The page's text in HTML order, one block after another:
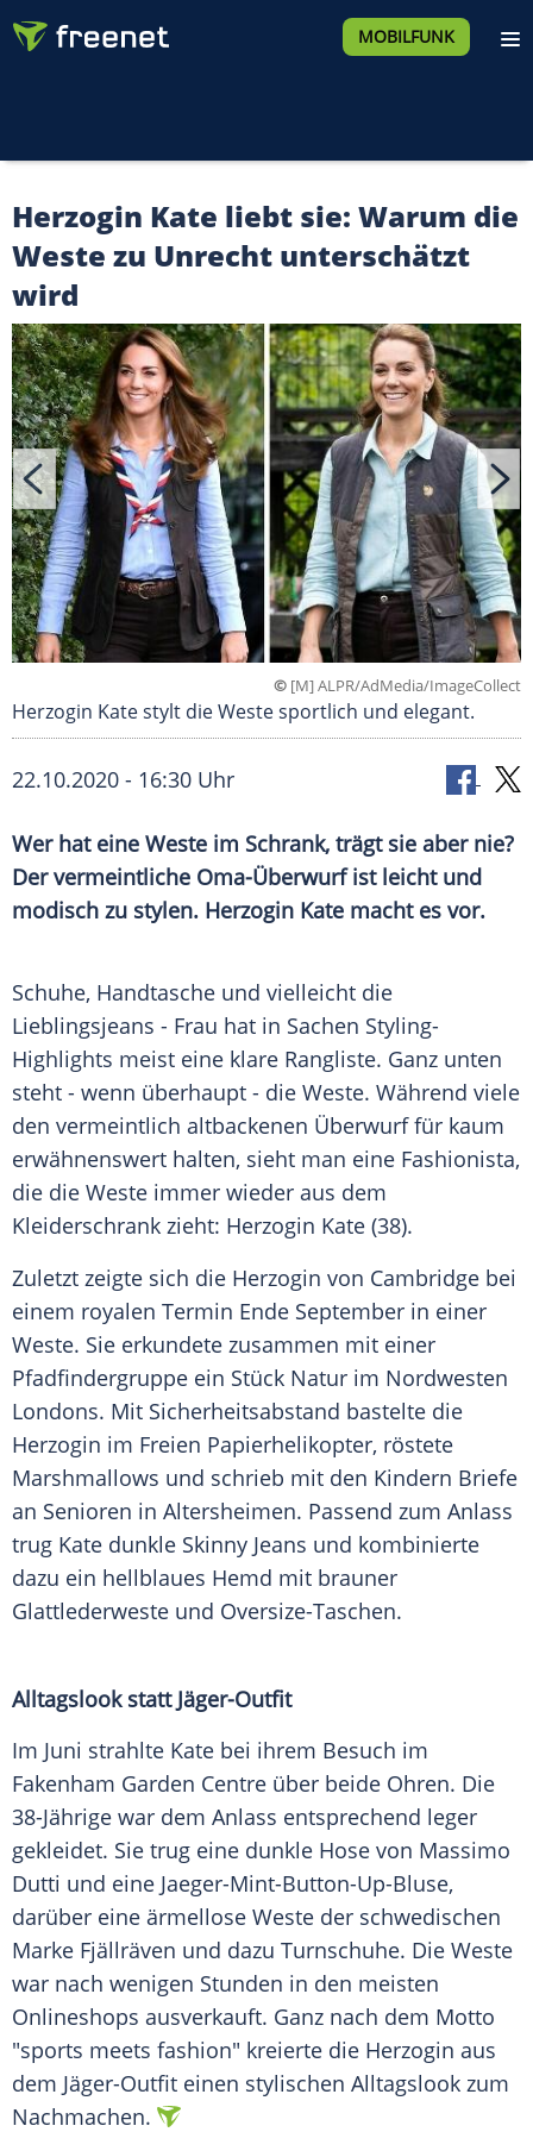
MOBILFUNK
Herzogin Kate liebt sie: Warum die
Weste zu Unrecht unterschätzt
wird
© [M] ALPR/AdMedia/ImageCollect
Herzogin Kate stylt die Weste sportlich und elegant.
22.10.2020 - 16:30 Uhr
Wer hat eine Weste im Schrank, trägt sie aber nie?
Der vermeintliche Oma-Überwurf ist leicht und
modisch zu stylen. Herzogin Kate macht es vor.
Schuhe, Handtasche und vielleicht die
Lieblingsjeans - Frau hat in Sachen Styling-
Highlights meist eine klare Rangliste. Ganz unten
steht - wenn überhaupt - die Weste. Während viele
den vermeintlich altbackenen Überwurf für kaum
erwähnenswert halten, sieht man eine Fashionista,
die die Weste immer wieder aus dem
Kleiderschrank zieht: Herzogin Kate (38).
Zuletzt zeigte sich die Herzogin von Cambridge bei
einem royalen Termin Ende September in einer
Weste. Sie erkundete zusammen mit einer
Pfadfindergruppe ein Stück Natur im Nordwesten
Londons. Mit Sicherheitsabstand bastelte die
Herzogin im Freien Papierhelikopter, röstete
Marshmallows und schrieb mit den Kindern Briefe
an Senioren in Altersheimen. Passend zum Anlass
trug Kate dunkle Skinny Jeans und kombinierte
dazu ein hellblaues Hemd mit brauner
Glattlederweste und Oversize-Taschen.
Alltagslook statt Jäger-Outfit
Im Juni strahlte Kate bei ihrem Besuch im
Fakenham Garden Centre über beide Ohren. Die
38-Jährige war dem Anlass entsprechend leger
gekleidet. Sie trug eine dunkle Hose von Massimo
Dutti und eine Jaeger-Mint-Button-Up-Bluse,
darüber eine ärmellose Weste der schwedischen
Marke Fjällräven und dazu Turnschuhe. Die Weste
war nach wenigen Stunden in den meisten
Onlineshops ausverkauft. Ganz nach dem Motto
"sports meets fashion" kreierte die Herzogin aus
dem Jäger-Outfit einen stylischen Alltagslook zum
Nachmachen.